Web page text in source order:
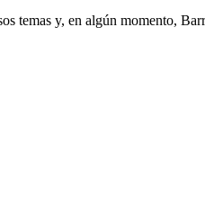
temas y, en algún momento,